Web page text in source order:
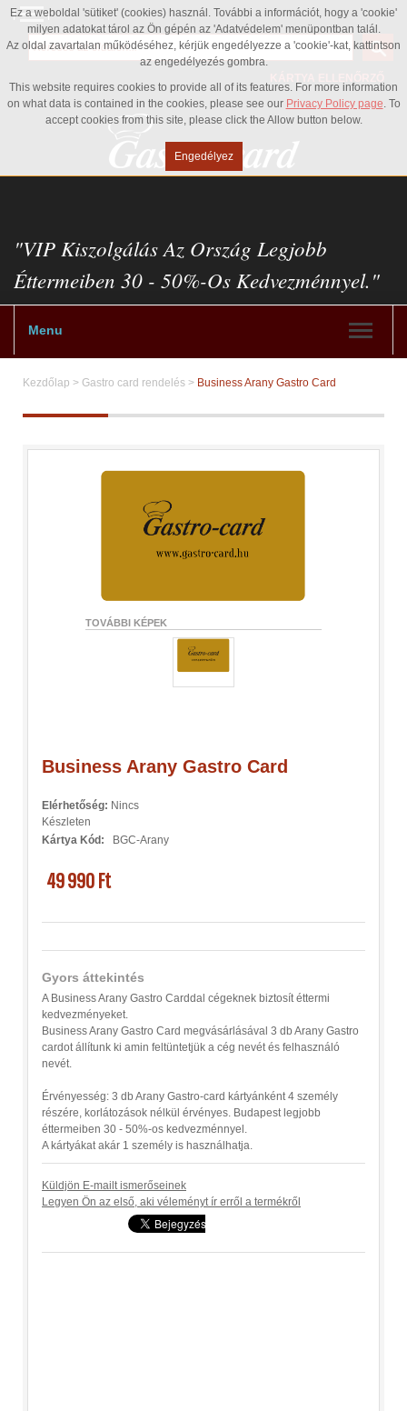
Ez a weboldal 'sütiket' (cookies) használ. További a információt, hogy a 'cookie'
milyen adatokat tárol az Ön gépén az 'Adatvédelem' menüpontban talál.
Az oldal zavartalan működéséhez, kérjük engedélyezze a 'cookie'-kat, kattintson
az engedélyezés gombra.
This website requires cookies to provide all of its features. For more information
on what data is contained in the cookies, please see our Privacy Policy page. To
accept cookies from this site, please click the Allow button below.
Engedélyez
"VIP Kiszolgálás Az Ország Legjobb
Éttermeiben 30 - 50%-Os Kedvezménnyel."
Menu
Kezdőlap > Gastro card rendelés > Business Arany Gastro Card
TOVÁBBI KÉPEK
Business Arany Gastro Card
Elérhetőség: Nincs
Készleten
Kártya Kód: BGC-Arany
49 990 Ft
Gyors áttekintés
A Business Arany Gastro Carddal cégeknek biztosít éttermi
kedvezményeket.
Business Arany Gastro Card megvásárlásával 3 db Arany Gastro
cardot állítunk ki amin feltüntetjük a cég nevét és felhasználó
nevét.
Érvényesség: 3 db Arany Gastro-card kártyánként 4 személy
részére, korlátozások nélkül érvényes. Budapest legjobb
éttermeiben 30 - 50%-os kedvezménnyel.
A kártyákat akár 1 személy is használhatja.
Küldjön E-mailt ismerőseinek
Legyen Ön az első, aki véleményt ír erről a termékről